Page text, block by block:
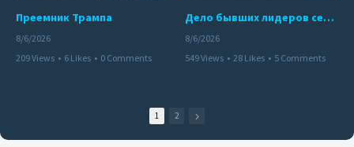
Преемник Трампа
8/6/2026
209 Views • 6 Likes • 0 Comments
Дело бывших лидеров сепаратистского режима в Карабахе
8/6/2026
549 Views • 28 Likes • 5 Comments
1 2